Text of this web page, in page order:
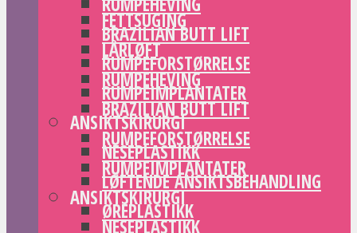
BRAZILIAN BUTT LIFT
RUMPEFORSTØRRELSE
RUMPEIMPLANTATER
ANSIKTSKIRURGI
NESEPLASTIKK
LØFTENDE ANSIKTSBEHANDLING
ØREPLASTIKK
FETTSUGING
LÅRLØFT
RUMPEHEVING
BRAZILIAN BUTT LIFT
RUMPEFORSTØRRELSE
RUMPEIMPLANTATER
ANSIKTSKIRURGI
NESEPLASTIKK